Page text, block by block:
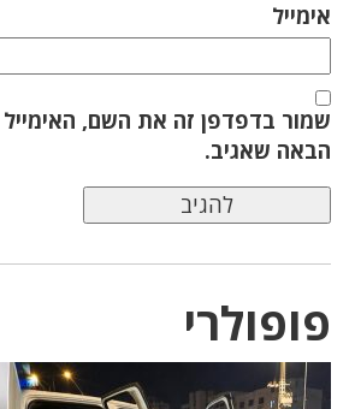
אימייל
שמור בדפדפן זה את השם,
הבאה שאגיב.
פופולרי